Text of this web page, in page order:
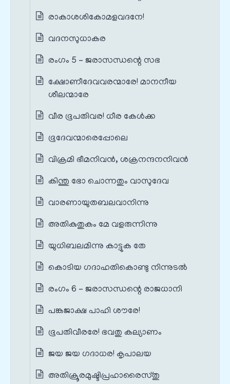
രാകാശശികോമളവദനേ!
വദനസുധാകര
രംഗം 5 – ജരാസന്ധന്റെ സഭ
ക്ഷോണീദേവവരന്മാരേ! മാനനീയ
ശീലന്മാരേ
വീര ഭൂപതിവര! ധീര കേൾക്ക
ഭൂദേവന്മാരെപ്പോലെ
വിക്രമി ഭീമനിവൻ, ശക്രനന്ദനനിവൻ
കിന്തു ഭോ ചൊന്നതും വാസുദേവ
വാരണായുതബലവാനിന്നു
അതികുതുകം മേ വളരുന്നിന്നു
യുധിബലമിന്നു കാട്ടുക തേ
കൊടിയ ഗദാഹതികൊണ്ടു നിന്നുടൽ
രംഗം 6 – ജരാസന്ധന്റെ രാജധാനി
പങ്കജാക്ഷ പാഹി ശൗരേ!
ഭൂപതിവീരരേ! ഭവതു കല്യാണം
ജയ ജയ ഗദാധര! കൃപാലയ
അതിക്രൂരമുഷ്ടിപ്രഹാരൈസ്തു